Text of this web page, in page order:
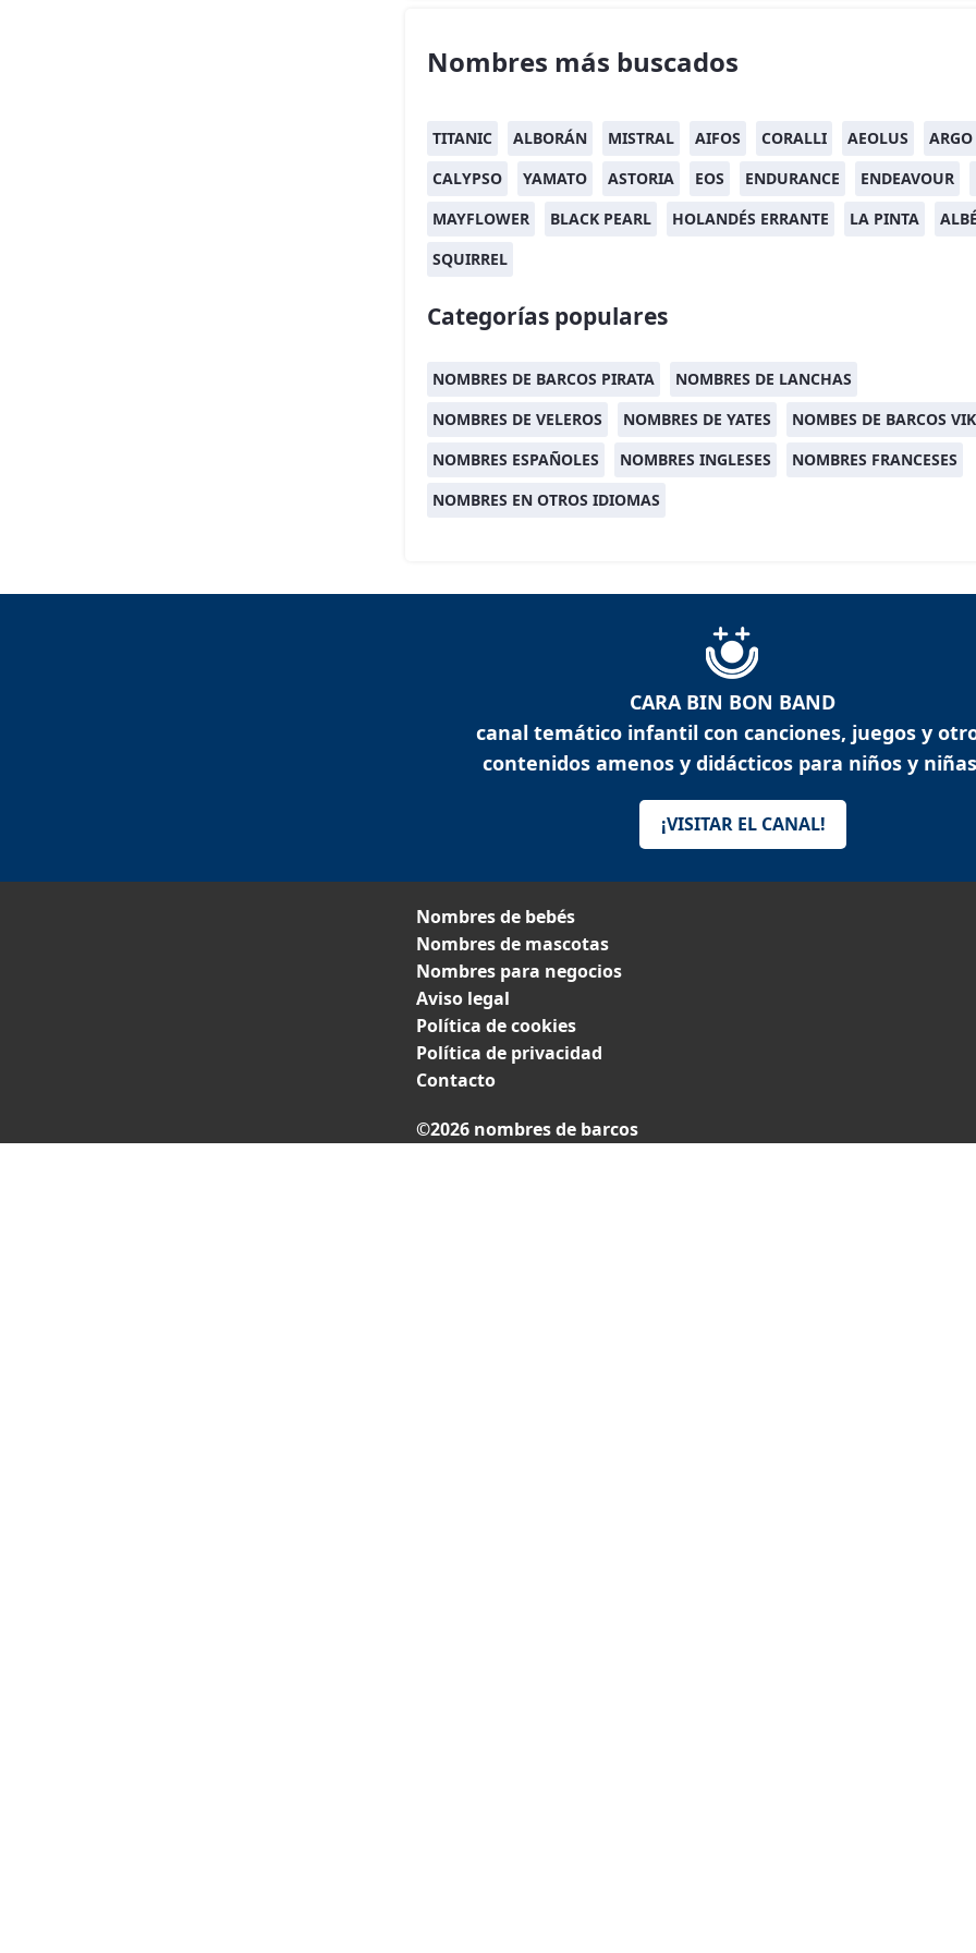
Nombres más buscados
TITANIC ALBORÁN MISTRAL AIFOS CORALLI AEOLUS
ARGO
CALYPSO
YAMATO ASTORIA EOS ENDURANCE ENDEAVOUR
MAYFLOWER
BLACK PEARL HOLANDÉS ERRANTE LA PINTA
SQUIRREL
Categorías populares
NOMBRES DE BARCOS PIRATA
NOMBRES DE LANCHAS
NOMBRES DE VELEROS
NOMBRES DE YATES
NOMBES DE BARCOS
NOMBRES ESPAÑOLES
NOMBRES INGLESES
NOMBRES FRANCESES
NOMBRES EN OTROS IDIOMAS
CARA BIN BON BAND
canal temático infantil con canciones, juegos y
contenidos amenos y didácticos para niños y
¡VISITAR EL CANAL!
Nombres de bebés
Nombres de mascotas
Nombres para negocios
Aviso legal
Política de cookies
Política de privacidad
Contacto
©2026 nombres de barcos